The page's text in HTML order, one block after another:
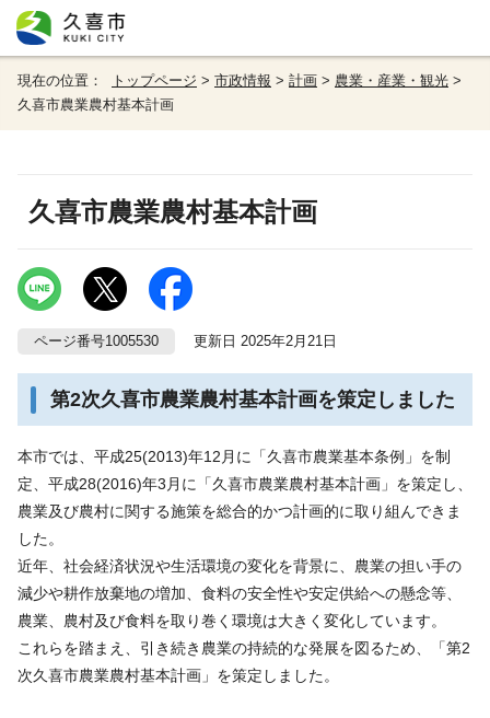
現在の位置： トップページ > 市政情報 > 計画 > 農業・産業・観光 >
久喜市農業農村基本計画
久喜市農業農村基本計画
ページ番号1005530 更新日 2025年2月21日
第2次久喜市農業農村基本計画を策定しました
本市では、平成25(2013)年12月に「久喜市農業基本条例」を制
定、平成28(2016)年3月に「久喜市農業農村基本計画」を策定し、
農業及び農村に関する施策を総合的かつ計画的に取り組んできま
した。
近年、社会経済状況や生活環境の変化を背景に、農業の担い手の
減少や耕作放棄地の増加、食料の安全性や安定供給への懸念等、
農業、農村及び食料を取り巻く環境は大きく変化しています。
これらを踏まえ、引き続き農業の持続的な発展を図るため、「第2
次久喜市農業農村基本計画」を策定しました。